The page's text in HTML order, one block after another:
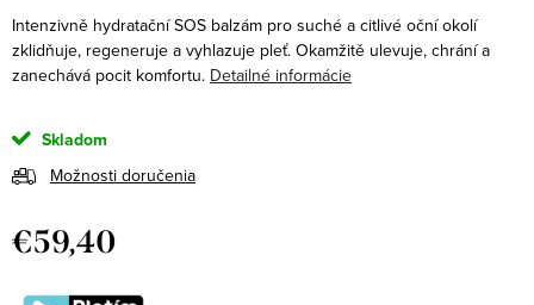
Intenzivně hydratační SOS balzám pro suché a citlivé oční okolí
zklidňuje, regeneruje a vyhlazuje pleť. Okamžitě ulevuje, chrání a
zanechává pocit komfortu. Detailné informácie
Skladom
Možnosti doručenia
€59,40
cena: